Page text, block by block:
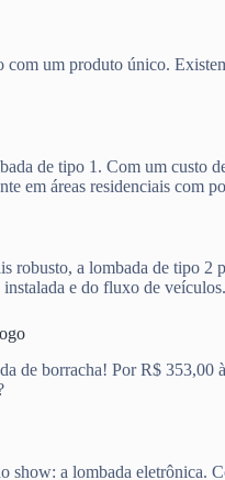
um produto único.
de tipo 1. Com um custo
em áreas residenciais com
robusto, a lombada de tipo
e do fluxo de veículos.
de borracha! Por R$
show: a lombada eletrônica.